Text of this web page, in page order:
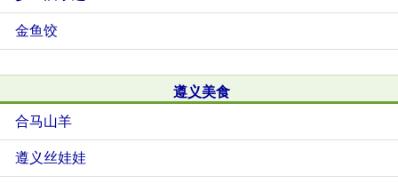
金鱼饺
遵义美食
合马山羊
遵义丝娃娃